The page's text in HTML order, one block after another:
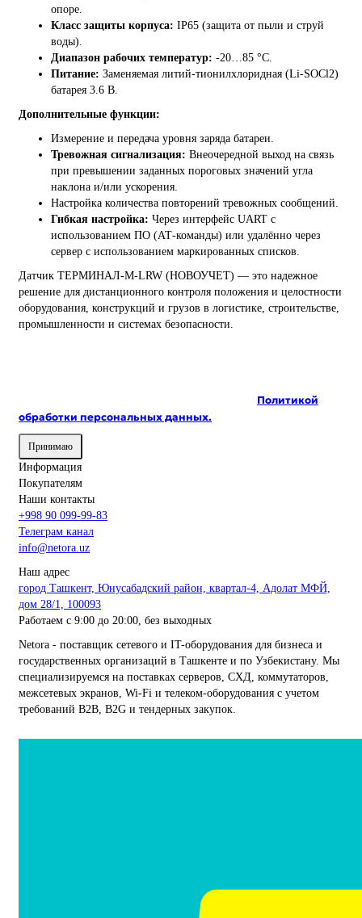
опоре.
Класс защиты корпуса: IP65 (защита от пыли и струй
воды).
Диапазон рабочих температур: -20…85 °С.
Питание: Заменяемая литий-тионилхлоридная (Li-SOCl2)
батарея 3.6 В.
Дополнительные функции:
Измерение и передача уровня заряда батареи.
Тревожная сигнализация: Внеочередной выход на связь
при превышении заданных пороговых значений угла
наклона и/или ускорения.
Настройка количества повторений тревожных сообщений.
Гибкая настройка: Через интерфейс UART с
использованием ПО (АТ-команды) или удалённо через
сервер с использованием маркированных списков.
Датчик ТЕРМИНАЛ-М-LRW (НОВОУЧЕТ) — это надежное
решение для дистанционного контроля положения и целостности
оборудования, конструкций и грузов в логистике, строительстве,
промышленности и системах безопасности.
Политикой
обработки персональных данных.
Принимаю
Информация
Покупателям
Наши контакты
+998 90 099-99-83
Телеграм канал
info@netora.uz
Наш адрес
город Ташкент, Юнусабадский район, квартал-4, Адолат МФЙ,
дом 28/1, 100093
Работаем с 9:00 до 20:00, без выходных
Netora - поставщик сетевого и IT-оборудования для бизнеса и
государственных организаций в Ташкенте и по Узбекистану. Мы
специализируемся на поставках серверов, СХД, коммутаторов,
межсетевых экранов, Wi-Fi и телеком-оборудования с учетом
требований B2B, B2G и тендерных закупок.